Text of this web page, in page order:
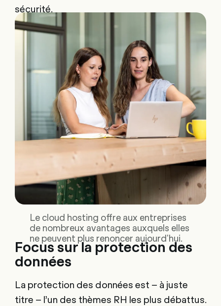
sécurité.
Le cloud hosting offre aux entreprises
de nombreux avantages auxquels elles
ne peuvent plus renoncer aujourd'hui.
Focus sur la protection des
données
La protection des données est – à juste
titre – l’un des thèmes RH les plus débattus.